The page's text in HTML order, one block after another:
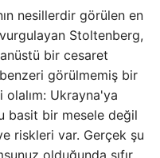
nesillerdir görülen en
Stoltenberg,
bir cesaret
görülmemiş bir
Ukrayna'ya
basit bir mesele değil
riskleri var. Gerçek şu
olduğunda sıfır